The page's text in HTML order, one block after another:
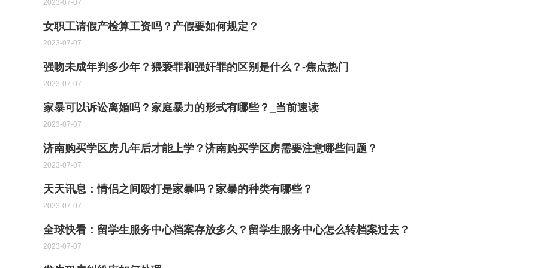
2023-07-07
女职工请假产检算工资吗？产假要如何规定？
2023-07-07
强吻未成年判多少年？猥亵罪和强奸罪的区别是什么？-焦点热门
2023-07-07
家暴可以诉讼离婚吗？家庭暴力的形式有哪些？_当前速读
2023-07-07
济南购买学区房几年后才能上学？济南购买学区房需要注意哪些问题？
2023-07-07
天天讯息：情侣之间殴打是家暴吗？家暴的种类有哪些？
2023-07-07
全球快看：留学生服务中心档案存放多久？留学生服务中心怎么转档案过去？
2023-07-07